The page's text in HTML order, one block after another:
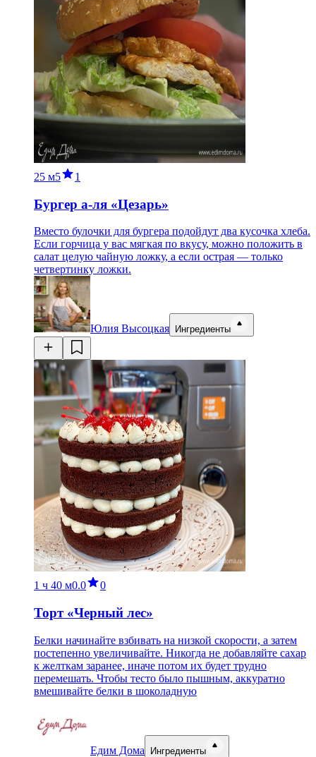
25 м5 1
Бургер а-ля «Цезарь»
Вместо булочки для бургера подойдут два кусочка хлеба.
Если горчица у вас мягкая по вкусу, можно положить в
салат целую чайную ложку, а если острая — только
четвертинку ложки.
Юлия Высоцкая Ингредиенты
1 ч 40 м0.0 0
Торт «Черный лес»
Белки начинайте взбивать на низкой скорости, а затем
постепенно увеличивайте. Никогда не добавляйте сахар
к желткам заранее, иначе потом их будет трудно
перемешать. Чтобы тесто было пышным, аккуратно
вмешивайте белки в шоколадную
Едим Дома Ингредиенты